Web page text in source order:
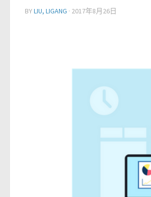
BYLIU, LIGANG · 2017年8月26日